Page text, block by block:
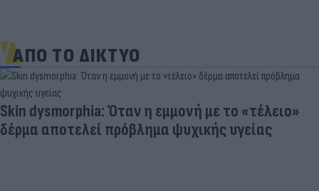
ΑΠΟ ΤΟ ΔΙΚΤΥΟ
Skin dysmorphia: Όταν η εμμονή με το «τέλειο»
δέρμα αποτελεί πρόβλημα ψυχικής υγείας